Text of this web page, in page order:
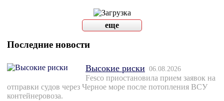
еще
Последние новости
Высокие риски 06.08.2026
Fesco приостановила прием заявок на
отправки судов через Черное море после потопления ВСУ
контейнеровоза.